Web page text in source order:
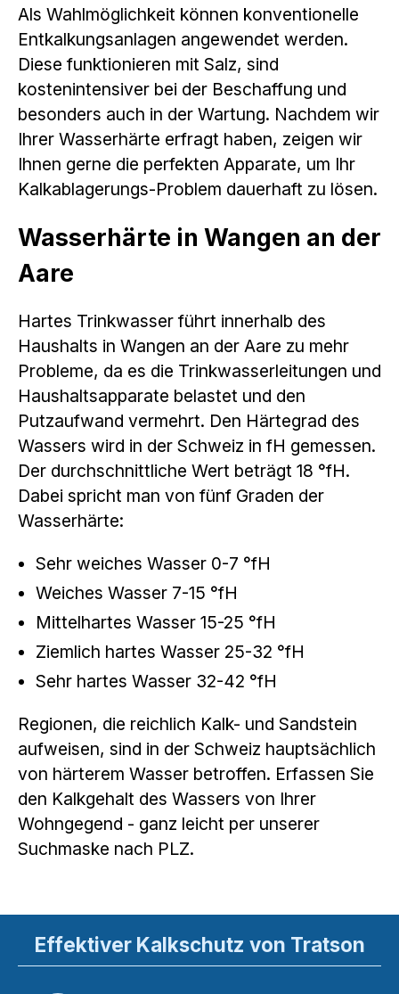
Als Wahlmöglichkeit können konventionelle
Entkalkungsanlagen angewendet werden.
Diese funktionieren mit Salz, sind
kostenintensiver bei der Beschaffung und
besonders auch in der Wartung. Nachdem wir
Ihrer Wasserhärte erfragt haben, zeigen wir
Ihnen gerne die perfekten Apparate, um Ihr
Kalkablagerungs-Problem dauerhaft zu lösen.
Wasserhärte in Wangen an der
Aare
Hartes Trinkwasser führt innerhalb des
Haushalts in Wangen an der Aare zu mehr
Probleme, da es die Trinkwasserleitungen und
Haushaltsapparate belastet und den
Putzaufwand vermehrt. Den Härtegrad des
Wassers wird in der Schweiz in fH gemessen.
Der durchschnittliche Wert beträgt 18 °fH.
Dabei spricht man von fünf Graden der
Wasserhärte:
Sehr weiches Wasser 0-7 °fH
Weiches Wasser 7-15 °fH
Mittelhartes Wasser 15-25 °fH
Ziemlich hartes Wasser 25-32 °fH
Sehr hartes Wasser 32-42 °fH
Regionen, die reichlich Kalk- und Sandstein
aufweisen, sind in der Schweiz hauptsächlich
von härterem Wasser betroffen. Erfassen Sie
den Kalkgehalt des Wassers von Ihrer
Wohngegend - ganz leicht per unserer
Suchmaske nach PLZ.
Effektiver Kalkschutz von Tratson